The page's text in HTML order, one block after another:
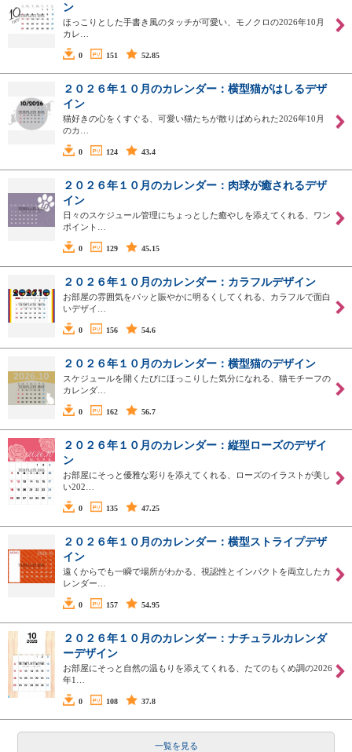
ン
ほっこりとした手書き風のタッチが可愛い、モノクロの2026年10月
カレ…
0 151 52.85
２０２６年１０月のカレンダー：横型猫がはしるデザ
イン
猫好きの心をくすぐる、可愛い猫たちが散りばめられた2026年10月
のカ…
0 124 43.4
２０２６年１０月のカレンダー：肉球が癒されるデザ
イン
日々のスケジュール管理にちょっとした癒やしを添えてくれる、ワン
ポイント…
0 129 45.15
２０２６年１０月のカレンダー：カラフルデザイン
お部屋の雰囲気をパッと賑やかに明るくしてくれる、カラフルで面白
いデザイ…
0 156 54.6
２０２６年１０月のカレンダー：横型猫のデザイン
スケジュールを開くたびにほっこりした気分になれる、猫モチーフの
カレンダ…
0 162 56.7
２０２６年１０月のカレンダー：縦型ローズのデザイ
ン
お部屋にそっと優雅な彩りを添えてくれる、ローズのイラストが美し
い202…
0 135 47.25
２０２６年１０月のカレンダー：横型ストライプデザ
イン
遠くからでも一瞬で場所がわかる、視認性とインパクトを両立したカ
レンダー…
0 157 54.95
２０２６年１０月のカレンダー：ナチュラルカレンダ
ーデザイン
お部屋にそっと自然の温もりを添えてくれる、たてのもくめ調の2026
年1…
0 108 37.8
一覧を見る